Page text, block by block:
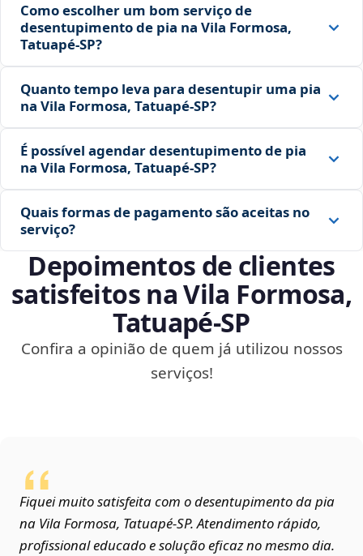
Como escolher um bom serviço de
desentupimento de pia na Vila Formosa,
Tatuapé‑SP?
Quanto tempo leva para desentupir uma pia
na Vila Formosa, Tatuapé‑SP?
É possível agendar desentupimento de pia
na Vila Formosa, Tatuapé‑SP?
Quais formas de pagamento são aceitas no
serviço?
Depoimentos de clientes
satisfeitos na Vila Formosa,
Tatuapé‑SP
Confira a opinião de quem já utilizou nossos
serviços!
Fiquei muito satisfeita com o desentupimento da pia
na Vila Formosa, Tatuapé‑SP. Atendimento rápido,
profissional educado e solução eficaz no mesmo dia.